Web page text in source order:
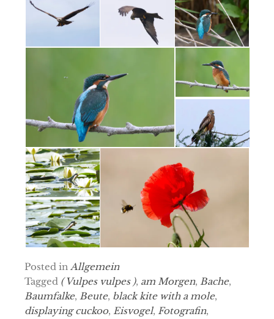
Posted in Allgemein
Tagged ( Vulpes vulpes ), am Morgen, Bache,
Baumfalke, Beute, black kite with a mole,
displaying cuckoo, Eisvogel, Fotografin,